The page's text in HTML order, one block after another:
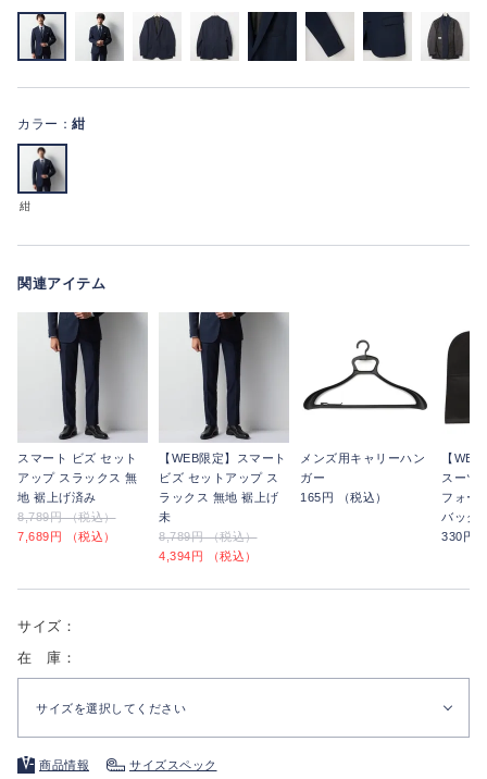
カラー： 紺
紺
関連アイテム
スマート ビズ セット
アップ スラックス 無
地 裾上げ済み
8,789円 （税込）
7,689円 （税込）
【WEB限定】スマート
ビズ セットアップ ス
ラックス 無地 裾上げ
未
8,789円 （税込）
4,394円 （税込）
メンズ用キャリーハン
ガー
165円 （税込）
【
スーツ
フォー
バッグ
330円
サイズ：
在 庫：
サイズを選択してください
商品情報 サイズスペック